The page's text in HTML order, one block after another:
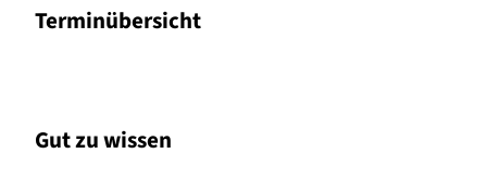
Terminübersicht
Gut zu wissen